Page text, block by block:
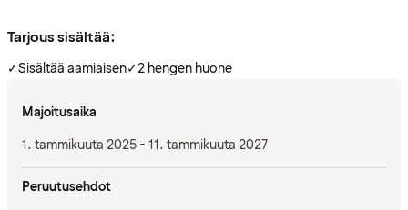
Tarjous sisältää:
✓Sisältää aamiaisen✓2 hengen huone
Majoitusaika
1. tammikuuta 2025 - 11. tammikuuta 2027
Peruutusehdot